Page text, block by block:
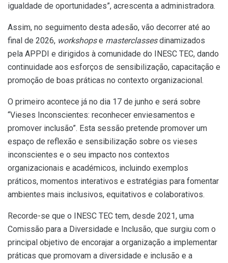
igualdade de oportunidades”, acrescenta a administradora.
Assim, no seguimento desta adesão, vão decorrer até ao
final de 2026, workshopse masterclassesdinamizados
pela APPDI e dirigidos à comunidade do INESC TEC, dando
continuidade aos esforços de sensibilização, capacitação e
promoção de boas práticas no contexto organizacional.
O primeiro acontece já no dia 17 de junho e será sobre
“Vieses Inconscientes: reconhecer enviesamentos e
promover inclusão”. Esta sessão pretende promover um
espaço de reflexão e sensibilização sobre os vieses
inconscientes e o seu impacto nos contextos
organizacionais e académicos, incluindo exemplos
práticos, momentos interativos e estratégias para fomentar
ambientes mais inclusivos, equitativos e colaborativos.
Recorde-se que o INESC TEC tem, desde 2021, uma
Comissão para a Diversidade e Inclusão, que surgiu com o
principal objetivo de encorajar a organização a implementar
práticas que promovam a diversidade e inclusão e a